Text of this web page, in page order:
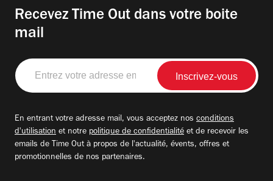
Recevez Time Out dans votre boite
mail
Entrez
votre
adresse
En entrant votre adresse mail, vous acceptez nos conditions
d'utilisation et notre politique de confidentialité et de recevoir les
emails de Time Out à propos de l'actualité, évents, offres et
promotionnelles de nos partenaires.